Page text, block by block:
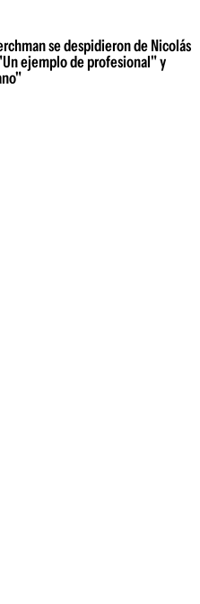
se despidieron de Nicolás
ejemplo de profesional" y